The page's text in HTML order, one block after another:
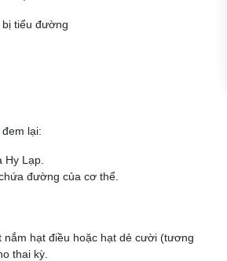
tiểu đường
lại:
Lạp.
đường của cơ thể.
hạt điều hoặc hạt dẻ cười (tương
thai kỳ.